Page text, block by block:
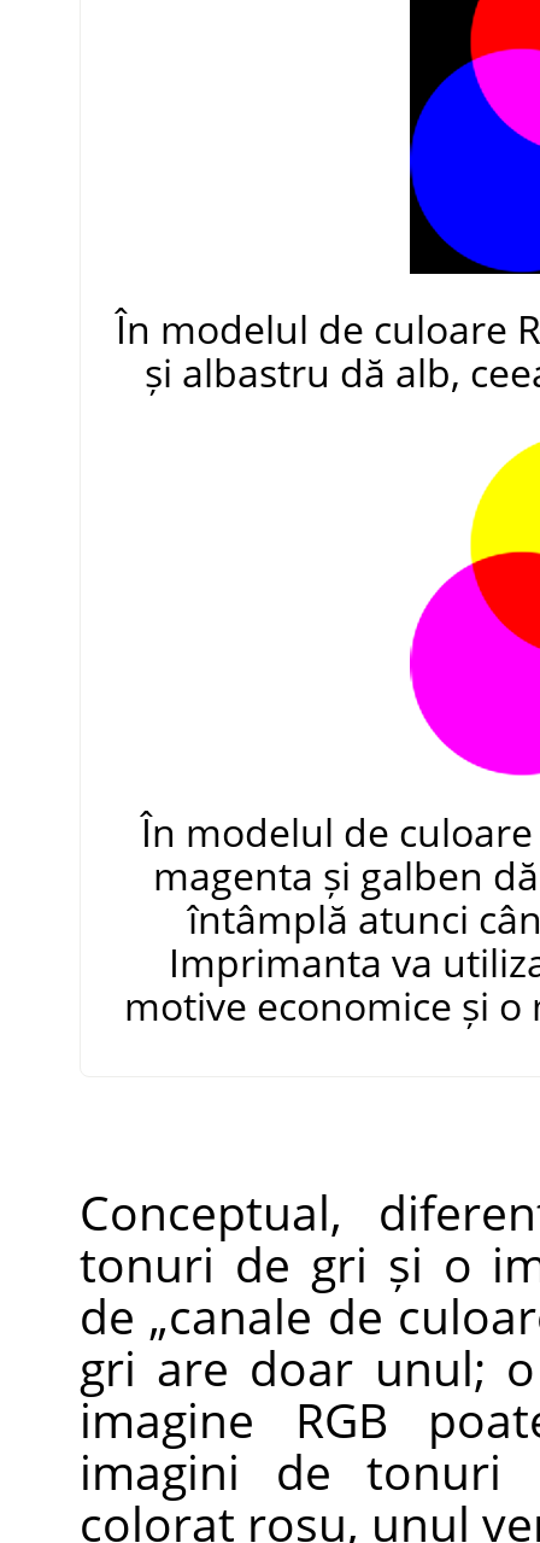
În modelul de culoare
și albastru dă alb,
În modelul de culoare
magenta și galben
întâmplă atunci
Imprimanta va
motive economice și
Conceptual,
tonuri de gri și o
de „canale de
gri are doar unul;
imagine RGB
imagini de tonuri
colorat roșu, unul